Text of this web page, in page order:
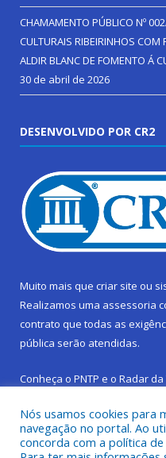
CHAMAMENTO PÚBLICO Nº
CULTURAIS RIBEIRINHOS COM
ALDIR BLANC DE FOMENTO Á
30 de abril de 2026
DESENVOLVIDO POR CR2
Muito mais que criar site ou
Realizamos uma assessoria
contrato que todas as
pública serão atendidas.
Conheça o PNTP e o Radar
Nós usamos cookies para
navegação no portal. Ao
concorda com a política